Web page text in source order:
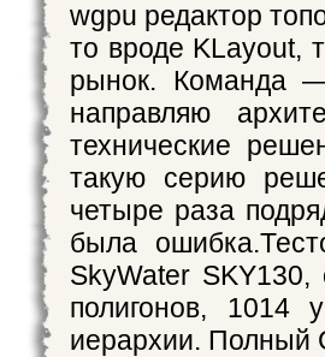
wgpu редактор
то вроде KLayout,
рынок. Команда
направляю
технические
такую серию
четыре раза
была
SkyWater
полигонов, 1014
иерархии.